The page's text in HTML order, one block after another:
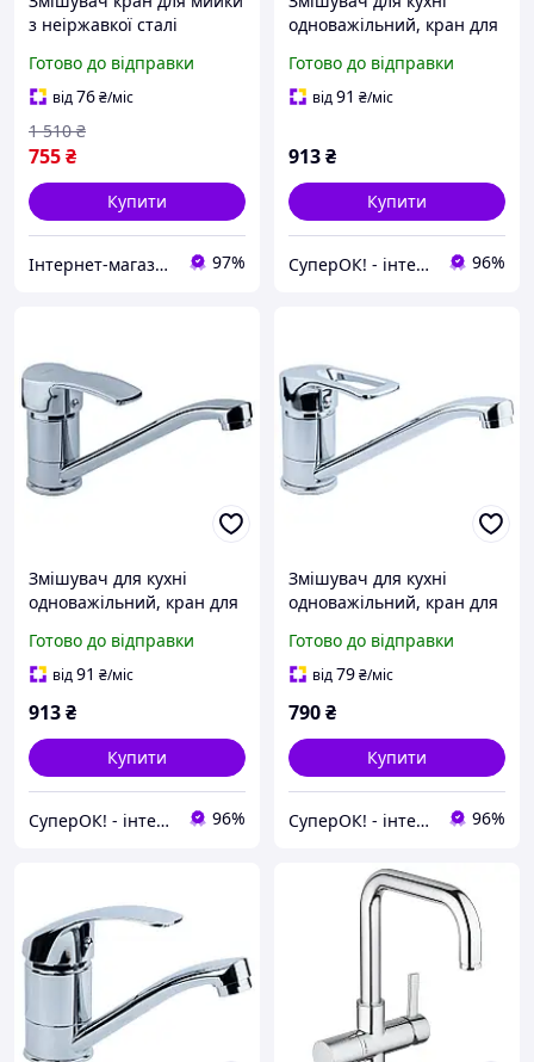
з неіржавкої сталі
шлангами під'єднання
Готово до відправки
від76₴/міс
755₴
1 510 ₴
Купити
Інтернет-магазин "EasyBuy" 97%
одноважільний, кран для
поворотний (латунь,
прямий вилив, на гайці)
Готово до відправки
від91 ₴/міс
913₴
Купити
СуперОК! - інтернет-магазин товарів для дому та роботи 96%
Змішувач для кухні
одноважільний, кран для
поворотний (латунь,
прямий вилив, на гайці)
Готово до відправки
від91 ₴/міс
913₴
Купити
СуперОК! - інтернет-магазин товарів для дому та роботи 96%
Змішувач для кухні
одноважільний, кран для
прямий вилив 250 мм, на
шпильці) ТМ AQUATICA
Готово до відправки
від79₴/міс
790₴
Купити
СуперОК! - інтернет-магазин товарів для дому та роботи 96%